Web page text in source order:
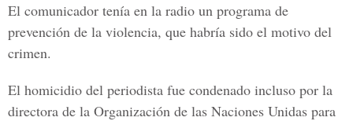
El comunicador tenía en la radio un programa de
prevención de la violencia, que habría sido el motivo del
crimen.
El homicidio del periodista fue condenado incluso por la
directora de la Organización de las Naciones Unidas para